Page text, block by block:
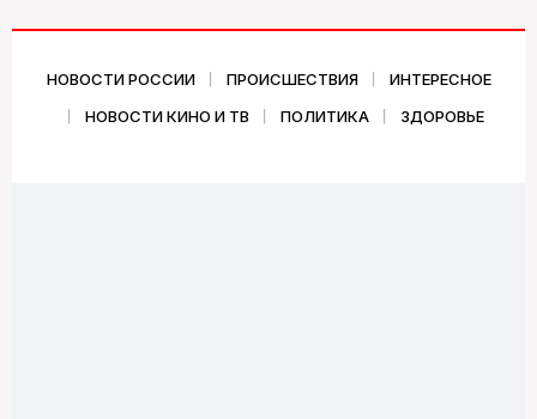
НОВОСТИ РОССИИ ПРОИСШЕСТВИЯ
ИНТЕРЕСНОЕ
НОВОСТИ КИНО И ТВ
ПОЛИТИКА ЗДОРОВЬЕ